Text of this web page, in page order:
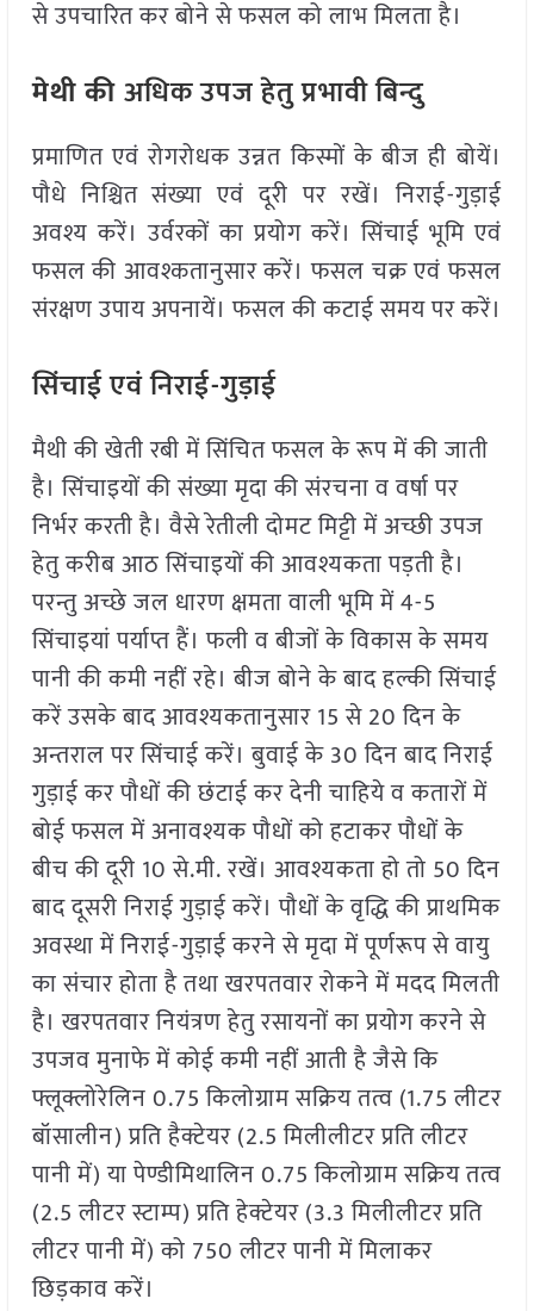
से उपचारित कर बोने से फसल को लाभ मिलता है।
मेथी कीअधिक उपज हेतु प्रभावी बिन्दु
प्रमाणित एवं रोगरोधक उन्नत किस्मों के बीज ही बोयें।
पौधे निश्चित संख्या एवं दूरी पर रखें। निराई-गुड़ाई
अवश्य करें। उर्वरकों का प्रयोग करें। सिंचाई भूमि एवं
फसल की आवश्कतानुसार करें। फसल चक्र एवं फसल
संरक्षण उपाय अपनायें। फसल की कटाई समय पर करें।
सिंचाई एवं निराई-गुड़ाई
मैथी की खेती रबी में सिंचित फसल के रूप में की जाती
है। सिंचाइयों की संख्या मृदा की संरचना व वर्षा पर
निर्भर करती है। वैसे रेतीली दोमट मिट्टी में अच्छी उपज
हेतु करीब आठ सिंचाइयों की आवश्यकता पड़ती है।
परन्तु अच्छे जल धारण क्षमता वाली भूमि में 4-5
सिंचाइयां पर्याप्त हैं। फली व बीजों के विकास के समय
पानी की कमी नहीं रहे। बीज बोने के बाद हल्की सिंचाई
करें उसके बाद आवश्यकतानुसार 15 से 20 दिन के
अन्तराल पर सिंचाई करें। बुवाई के 30 दिन बाद निराई
गुड़ाई कर पौधों की छंटाई कर देनी चाहिये व कतारों में
बोई फसल में अनावश्यक पौधों को हटाकर पौधों के
बीच की दूरी 10 से.मी. रखें। आवश्यकता हो तो 50 दिन
बाद दूसरी निराई गुड़ाई करें। पौधों के वृद्धि की प्राथमिक
अवस्था में निराई-गुड़ाई करने से मृदा में पूर्णरूप से वायु
का संचार होता है तथा खरपतवार रोकने में मदद मिलती
है। खरपतवार नियंत्रण हेतु रसायनों का प्रयोग करने से
उपजव मुनाफे में कोई कमी नहीं आती है जैसे कि
फ्लूक्लोरेलिन 0.75 किलोग्राम सक्रिय तत्व (1.75 लीटर
बॉसालीन) प्रति हैक्टेयर (2.5 मिलीलीटर प्रति लीटर
पानी में) या पेण्डीमिथालिन 0.75 किलोग्राम सक्रिय तत्व
(2.5 लीटर स्टाम्प) प्रति हेक्टेयर (3.3 मिलीलीटर प्रति
लीटर पानी में) को 750 लीटर पानी में मिलाकर
छिड़काव करें।